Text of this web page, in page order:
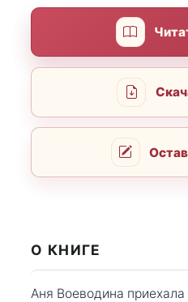
О КНИГЕ
Аня Воеводина